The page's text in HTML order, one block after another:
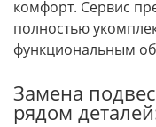
комфорт. Сервис
полностью
функциональным
Замена
рядом